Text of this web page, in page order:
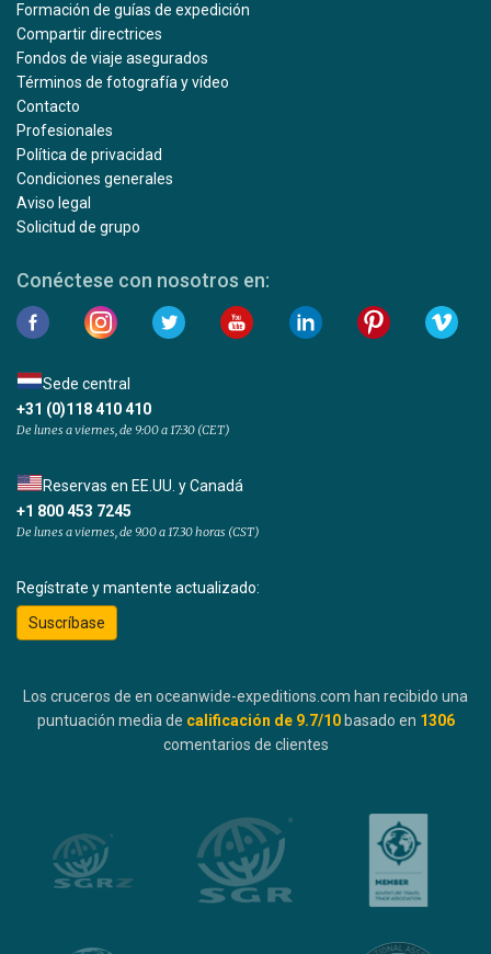
Formación de guías de expedición
Compartir directrices
Fondos de viaje asegurados
Términos de fotografía y vídeo
Contacto
Profesionales
Política de privacidad
Condiciones generales
Aviso legal
Solicitud de grupo
Conéctese con nosotros en:
Sede central
+31 (0)118 410 410
De lunes a viernes, de 9:00 a 17:30 (CET)
Reservas en EE.UU. y Canadá
+1 800 453 7245
De lunes a viernes, de 9.00 a 17.30 horas (CST)
Regístrate y mantente actualizado:
Suscríbase
Los cruceros de en oceanwide-expeditions.com han recibido una
puntuación media de calificación de 9.7/10 basado en 1306
comentarios de clientes